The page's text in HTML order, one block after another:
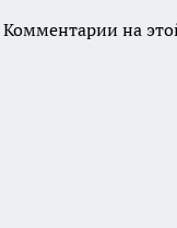
Комментарии на